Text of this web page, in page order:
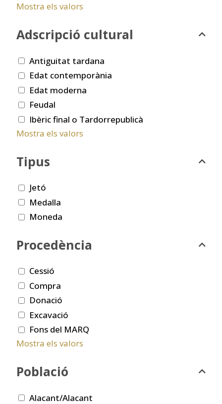
Mostra els valors
Adscripció cultural
Antiguitat tardana
Edat contemporània
Edat moderna
Feudal
Ibèric final o Tardorrepublicà
Mostra els valors
Tipus
Jetó
Medalla
Moneda
Procedència
Cessió
Compra
Donació
Excavació
Fons del MARQ
Mostra els valors
Població
Alacant/Alacant